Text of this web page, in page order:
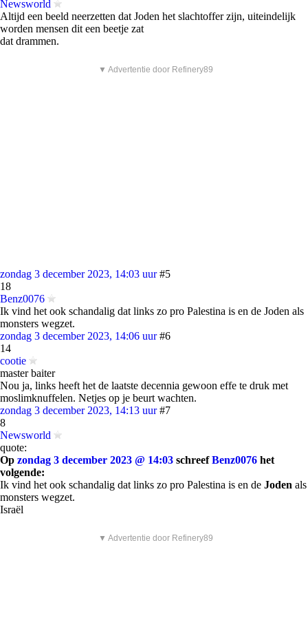
Newsworld
Altijd een beeld neerzetten dat Joden het slachtoffer zijn, uiteindelijk
worden mensen dit een beetje zat
dat drammen.
▼ Advertentie door Refinery89
zondag 3 december 2023, 14:03 uur #5
18
Benz0076
Ik vind het ook schandalig dat links zo pro Palestina is en de Joden als
monsters wegzet.
zondag 3 december 2023, 14:06 uur #6
14
cootie
master baiter
Nou ja, links heeft het de laatste decennia gewoon effe te druk met
moslimknuffelen. Netjes op je beurt wachten.
zondag 3 december 2023, 14:13 uur #7
8
Newsworld
quote:
Op zondag 3 december 2023 @ 14:03 schreefBenz0076 het
volgende:
Ik vind het ook schandalig dat links zo pro Palestina is en de Joden als
monsters wegzet.
Israël
▼ Advertentie door Refinery89